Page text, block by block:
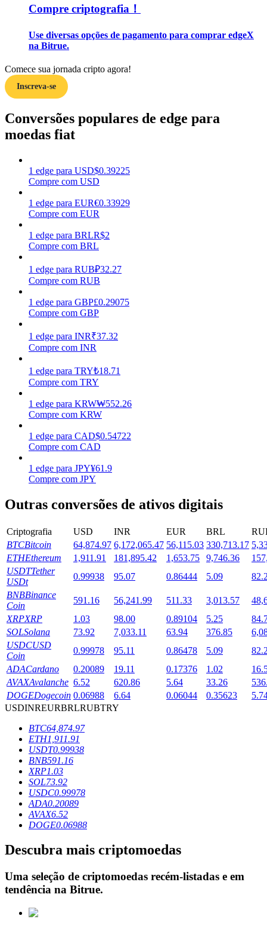
Aprenda como se manter lucrativo
Porquinho poderoso
Estacamento
Altos retornos e acesso instantâneo
Launchpool
Staking flexível para ganhar tokens populares.
Bloqueios de BTR
Serviço de empréstimo apoiado por criptografia
Compre criptografia！
Use diversas opções de pagamento para comprar edgeX
na Bitrue.
Comece sua jornada cripto agora!
Inscreva-se
Conversões populares de edge para
moedas fiat
1 edge para USD$0.39225
Compre com USD
1 edge para EUR€0.33929
Compre com EUR
1 edge para BRLR$2
Compre com BRL
1 edge para RUB₽32.27
Compre com RUB
1 edge para GBP£0.29075
Compre com GBP
1 edge para INR₹37.32
Compre com INR
1 edge para TRY₺18.71
Compre com TRY
1 edge para KRW₩552.26
Compre com KRW
1 edge para CAD$0.54722
Compre com CAD
1 edge para JPY¥61.9
Compre com JPY
Outras conversões de ativos digitais
Criptografia USD INR EUR BRL
BTCBitcoin 64,874.97 6,172,065.47 56,115.03 330,713.17
ETHEthereum 1,911.91 181,895.42 1,653.75 9,746.36
USDTTether
USDt
0.99938 95.07 0.86444 5.09
BNBBinance
Coin
591.16 56,241.99 511.33 3,013.57
XRPXRP 1.03 98.00 0.89104 5.25
SOLSolana 73.92 7,033.11 63.94 376.85
USDCUSD
Coin
0.99978 95.11 0.86478 5.09
ADACardano 0.20089 19.11 0.17376 1.02
AVAXAvalanche 6.52 620.86 5.64 33.26
DOGEDogecoin 0.06988 6.64 0.06044 0.35623
USDINREURBRLRUBTRY
BTC64,874.97
ETH1,911.91
USDT0.99938
BNB591.16
XRP1.03
SOL73.92
USDC0.99978
ADA0.20089
AVAX6.52
DOGE0.06988
Descubra mais criptomoedas
Uma seleção de criptomoedas recém-listadas e em
tendência na Bitrue.